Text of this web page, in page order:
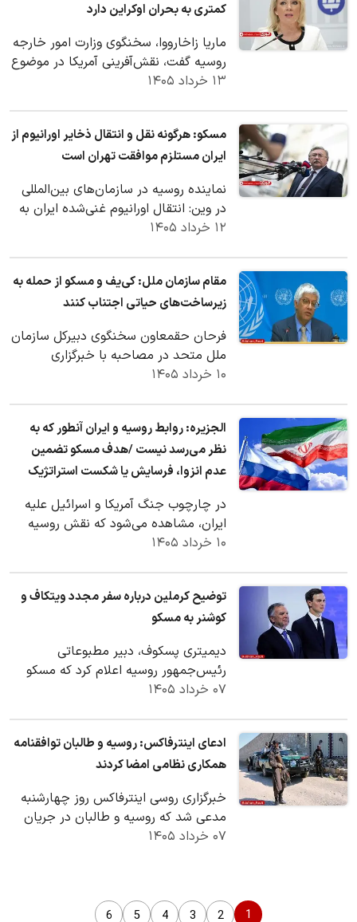
کمتری به بحران اوکراین دارد
ماریا زاخارووا، سخنگوی وزارت امور خارجه
روسیه گفت، نقش‌آفرینی آمریکا در موضوع
اوکراین به دلیل تحولات مربوط به ایران…
۱۳ خرداد ۱۴۰۵
مسکو: هرگونه نقل و انتقال ذخایر اورانیوم از
ایران مستلزم موافقت تهران است
نماینده روسیه در سازمان‌های بین‌المللی
در وین: انتقال اورانیوم غنی‌شده ایران به
خارج از کشور الزاما ضروری نیست. این…
۱۲ خرداد ۱۴۰۵
مقام سازمان ملل: کی‌یف و مسکو از حمله به
زیرساخت‌های حیاتی اجتناب کنند
فرحان حقمعاون سخنگوی دبیرکل سازمان
ملل متحد در مصاحبه با خبرگزاری
ریانووستی در مورد حمله اوکراین به سالن
۱۰ خرداد ۱۴۰۵
الجزیره: روابط روسیه و ایران آنطور که به
نظر می‌رسد نیست /هدف مسکو تضمین
عدم انزوا، فرسایش یا شکست استراتژیک
در چارچوب جنگ آمریکا و اسرائیل علیه
ایران، مشاهده می‌شود که نقش روسیه
«نجات» نظامی ایران به معنای سنتی
۱۰ خرداد ۱۴۰۵
توضیح کرملین درباره سفر مجدد ویتکاف و
کوشنر به مسکو
دیمیتری پسکوف، دبیر مطبوعاتی
رئیس‌جمهور روسیه اعلام کرد که مسکو
منتظر بازگشت مجدد استیون ویتکاف،
۰۷ خرداد ۱۴۰۵
ادعای اینترفاکس: روسیه و طالبان توافقنامه
همکاری نظامی امضا کردند
خبرگزاری روسی اینترفاکس روز چهارشنبه
مدعی شد که روسیه و طالبان در جریان
نشست بین‌المللی امنیتی در مسکو
۰۷ خرداد ۱۴۰۵
1
2
3
4
5
6